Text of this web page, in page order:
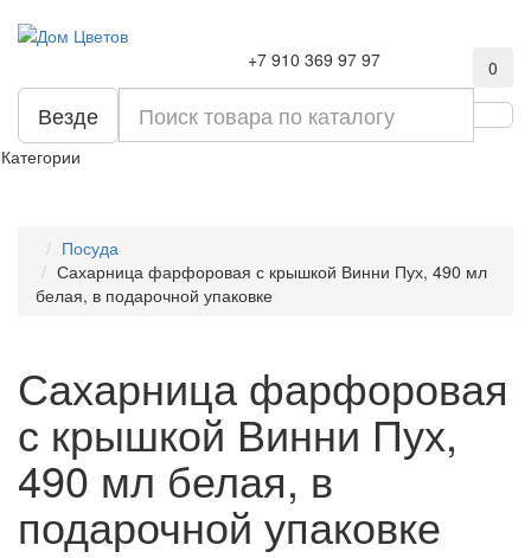
+7 910 369 97 97 0
Везде
Категории
Посуда
Сахарница фарфоровая с крышкой Винни Пух, 490 мл
белая, в подарочной упаковке
Сахарница фарфоровая
с крышкой Винни Пух,
490 мл белая, в
подарочной упаковке